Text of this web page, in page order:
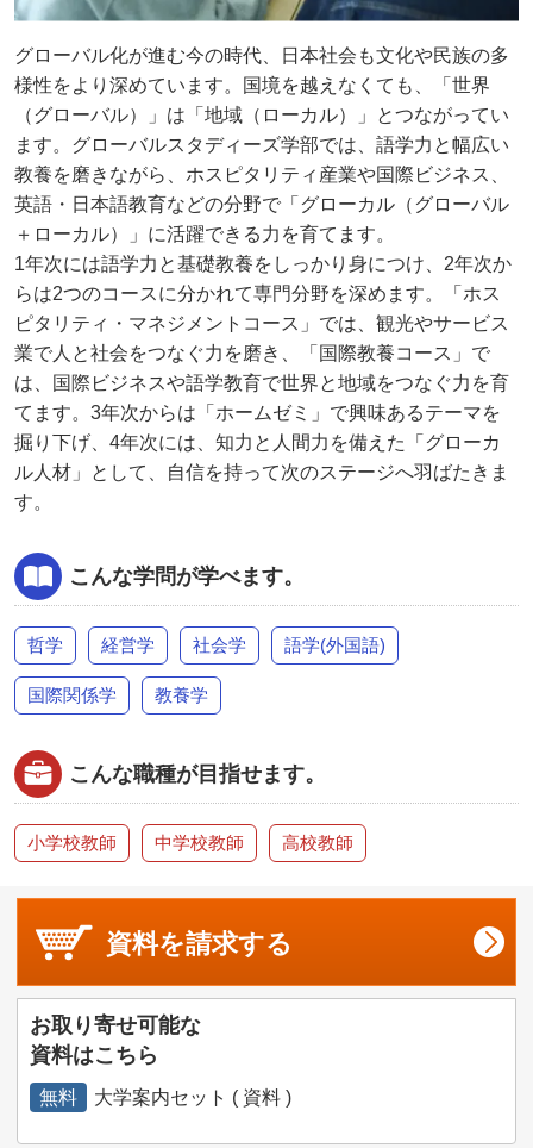
グローバル化が進む今の時代、日本社会も文化や民族の多
様性をより深めています。国境を越えなくても、「世界
（グローバル）」は「地域（ローカル）」とつながってい
ます。グローバルスタディーズ学部では、語学力と幅広い
教養を磨きながら、ホスピタリティ産業や国際ビジネス、
英語・日本語教育などの分野で「グローカル（グローバル
＋ローカル）」に活躍できる力を育てます。
1年次には語学力と基礎教養をしっかり身につけ、2年次か
らは2つのコースに分かれて専門分野を深めます。「ホス
ピタリティ・マネジメントコース」では、観光やサービス
業で人と社会をつなぐ力を磨き、「国際教養コース」で
は、国際ビジネスや語学教育で世界と地域をつなぐ力を育
てます。3年次からは「ホームゼミ」で興味あるテーマを
掘り下げ、4年次には、知力と人間力を備えた「グローカ
ル人材」として、自信を持って次のステージへ羽ばたきま
す。
こんな学問が学べます。
哲学 経営学 社会学 語学(外国語)
国際関係学 教養学
こんな職種が目指せます。
小学校教師 中学校教師 高校教師
資料を請求する
お取り寄せ可能な
資料はこちら
無料 大学案内セット ( 資料 )